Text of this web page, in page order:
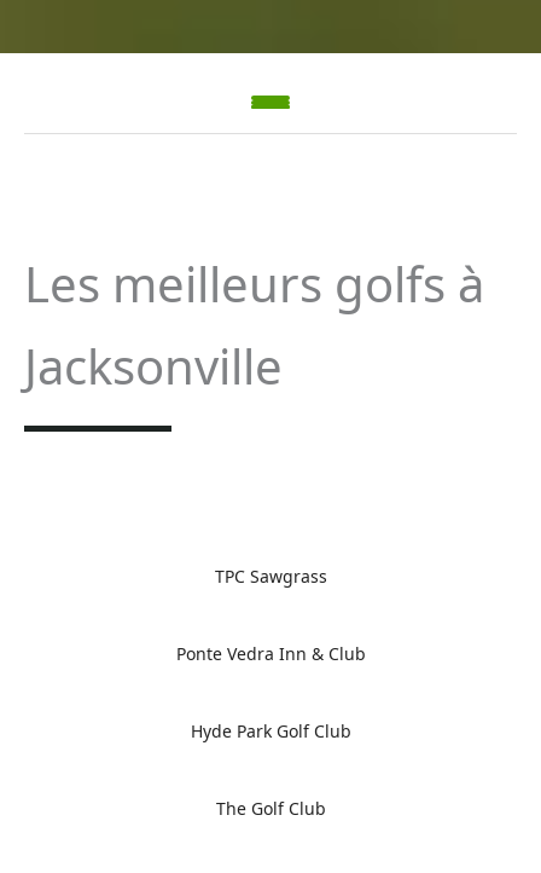
Les meilleurs golfs à
Jacksonville
TPC Sawgrass
Ponte Vedra Inn & Club
Hyde Park Golf Club
The Golf Club